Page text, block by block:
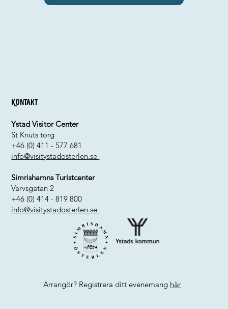
Kontakt
Ystad Visitor Center
St Knuts torg
+46 (0) 411 - 577 681
info@visitystadosterlen.se
Simrishamns Turistcenter
Varvsgatan 2
+46 (0) 414 - 819 800
info@visitystadosterlen.se
Arrangör? Registrera ditt evenemang här